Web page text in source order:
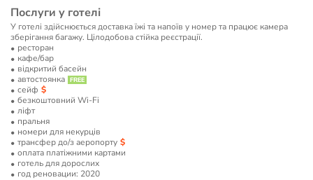
Послуги у готелі
У готелі здійснюється доставка їжі та напоїв у номер та працює камера
зберігання багажу. Цілодобова стійка реєстрації.
ресторан
кафе/бар
відкритий басейн
автостоянка
сейф
безкоштовний Wi-Fi
ліфт
пральня
номери для некурців
трансфер до/з аеропорту
оплата платіжними картами
готель для дорослих
год реновации: 2020